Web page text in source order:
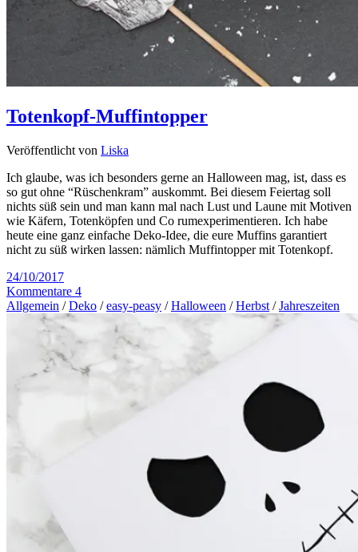
Totenkopf-Muffintopper
Veröffentlicht von Liska
Ich glaube, was ich besonders gerne an Halloween mag, ist, dass es
so gut ohne “Rüschenkram” auskommt. Bei diesem Feiertag soll
nichts süß sein und man kann mal nach Lust und Laune mit Motiven
wie Käfern, Totenköpfen und Co rumexperimentieren. Ich habe
heute eine ganz einfache Deko-Idee, die eure Muffins garantiert
nicht zu süß wirken lassen: nämlich Muffintopper mit Totenkopf.
24/10/2017
Kommentare 4
Allgemein /Deko /easy-peasy /Halloween /Herbst /Jahreszeiten